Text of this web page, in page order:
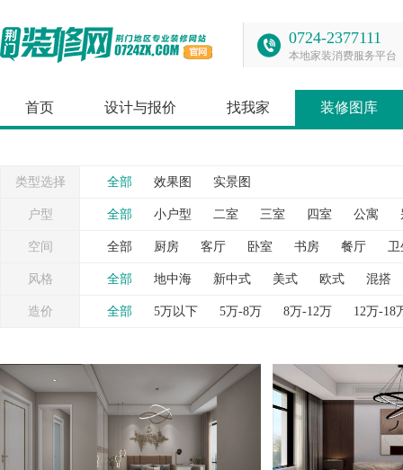
0724-2377111
本地家装消费服务平台
首页 设计与报价 找我家 装修图库
类型选择 全部 效果图 实景图
户型 全部 小户型 二室 三室 四室 公寓
空间 全部 厨房 客厅 卧室 书房 餐厅 卫
台 灯具 照片墙 窗帘 背景墙 衣帽间
风格 全部 地中海 新中式 美式 欧式 混搭
造价 全部 5万以下 5万-8万 8万-12万 12万-18